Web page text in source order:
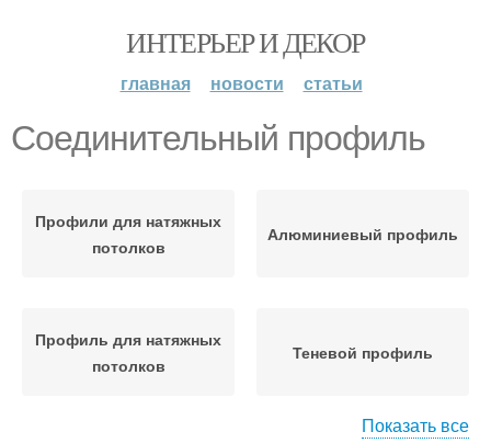
ИНТЕРЬЕР И ДЕКОР
главная новости статьи
Соединительный профиль
Профили для натяжных
потолков
Алюминиевый профиль
Профиль для натяжных
потолков
Теневой профиль
Показать все